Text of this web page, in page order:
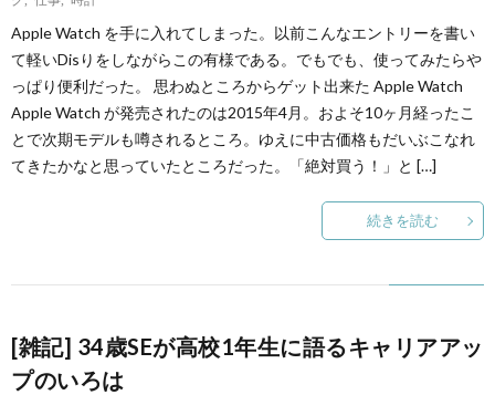
Apple Watch を手に入れてしまった。以前こんなエントリーを書い
て軽いDisりをしながらこの有様である。でもでも、使ってみたらや
っぱり便利だった。 思わぬところからゲット出来た Apple Watch
Apple Watch が発売されたのは2015年4月。およそ10ヶ月経ったこ
とで次期モデルも噂されるところ。ゆえに中古価格もだいぶこなれ
てきたかなと思っていたところだった。「絶対買う！」と […]
続きを読む
[雑記] 34歳SEが高校1年生に語るキャリアアッ
プのいろは